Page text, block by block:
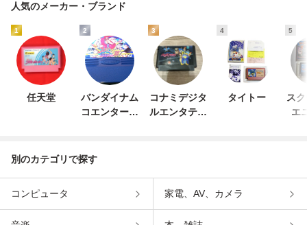
人気のメーカー・ブランド
1
任天堂
2
バンダイナム
コエンターテ
3
コナミデジタ
ルエンタテイ
4
タイトー
5
ス
エ
別のカテゴリで探す
コンピュータ 家電、AV、カメラ